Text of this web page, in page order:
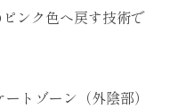
ンク色へ戻す技術で
トゾーン（外陰部）